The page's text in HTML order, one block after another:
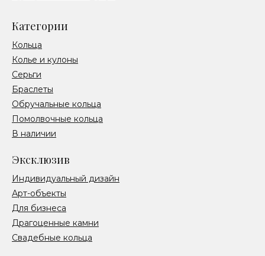
Эксклюзив
Категории
Свадебные кольца
Драгоценные камни
Для бизнеса
Арт-объекты
Индивидуальный дизайн
Помолвочные кольца
Обручальные кольца
Браслеты
Серьги
Колье и кулоны
Кольца
В наличии